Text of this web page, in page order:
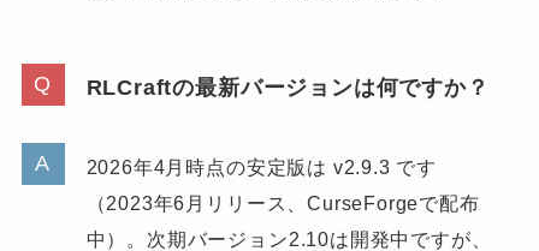
RLCraftの最新バージョンは何ですか？
2026年4月時点の安定版は v2.9.3 です
（2023年6月リリース、CurseForgeで配布
中）。次期バージョン2.10は開発中ですが、